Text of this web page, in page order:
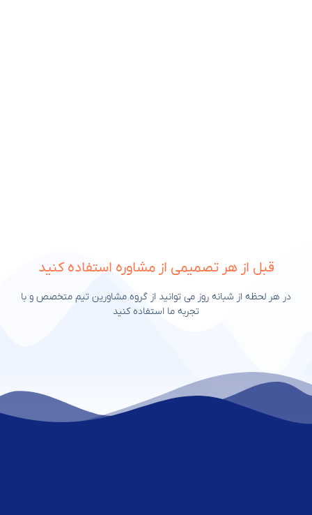
قبل از هر تصمیمی از مشاوره استفاده کنید
در هر لحظه از شبانه روز می توانید از گروه مشاورین تیم متخصص و با
تجربه ما استفاده کنید